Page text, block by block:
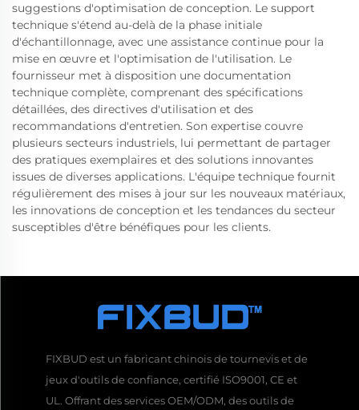
suggestions d'optimisation de conception. Le support
technique s'étend au-delà de la phase initiale
d'échantillonnage, avec une assistance continue pour la
mise en œuvre et l'optimisation de l'utilisation. Le
fournisseur met à disposition une documentation
technique complète, comprenant des spécifications
détaillées, des directives d'utilisation et des
recommandations d'entretien. Son expertise couvre
plusieurs secteurs industriels, lui permettant de partager
des pratiques exemplaires et des solutions innovantes
issues de diverses applications. L'équipe technique fournit
régulièrement des mises à jour sur les nouveaux matériaux,
les innovations de conception et les tendances du secteur
susceptibles d'être bénéfiques pour les clients.
FIXBUD est un fabricant chinois de tournevis et de
jeux d'outils de confiance, certifié ISO9001, CE et
UL. Offrant des services OEM/ODM, des outils de